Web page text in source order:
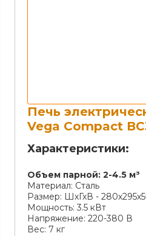
Печь
Vega Compact
Характеристики:
Объем парной: 2-4.5 м³
Материал: Сталь
Размер: ШхГхВ -
Мощность: 3.5 кВт
Напряжение: 220-380 В
Вес: 7 кг